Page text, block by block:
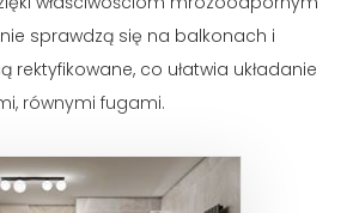
sprawdzą się na balkonach i
rektyfikowane, co ułatwia układanie
równymi fugami.